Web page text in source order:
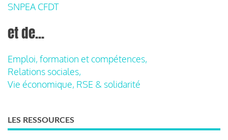
SNPEA CFDT
et de...
Emploi, formation et compétences,
Relations sociales,
Vie économique, RSE & solidarité
LES RESSOURCES